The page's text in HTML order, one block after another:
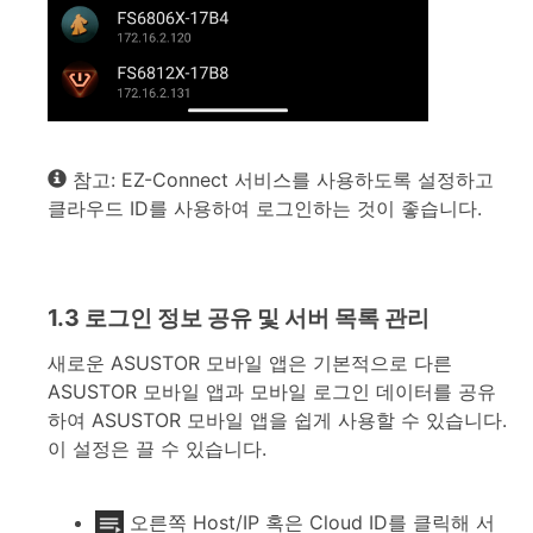
참고: EZ-Connect 서비스를 사용하도록 설정하고
클라우드 ID를 사용하여 로그인하는 것이 좋습니다.
1.3 로그인 정보 공유 및 서버 목록 관리
새로운 ASUSTOR 모바일 앱은 기본적으로 다른
ASUSTOR 모바일 앱과 모바일 로그인 데이터를 공유
하여 ASUSTOR 모바일 앱을 쉽게 사용할 수 있습니다.
이 설정은 끌 수 있습니다.
오른쪽 Host/IP 혹은 Cloud ID를 클릭해 서